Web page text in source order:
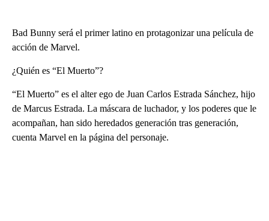
Bad Bunny será el primer latino en protagonizar una película de
acción de Marvel.
¿Quién es “El Muerto”?
“El Muerto” es el alter ego de Juan Carlos Estrada Sánchez, hijo
de Marcus Estrada. La máscara de luchador, y los poderes que le
acompañan, han sido heredados generación tras generación,
cuenta Marvel en la página del personaje.